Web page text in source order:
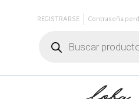
REGISTRARSE Contraseña
productos